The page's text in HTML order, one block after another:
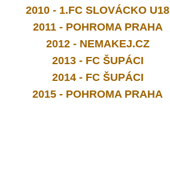
2010 - 1.FC SLOVÁCKO U18
2011 - POHROMA PRAHA
2012 - NEMAKEJ.CZ
2013 - FC ŠUPÁCI
2014 - FC ŠUPÁCI
2015 - POHROMA PRAHA